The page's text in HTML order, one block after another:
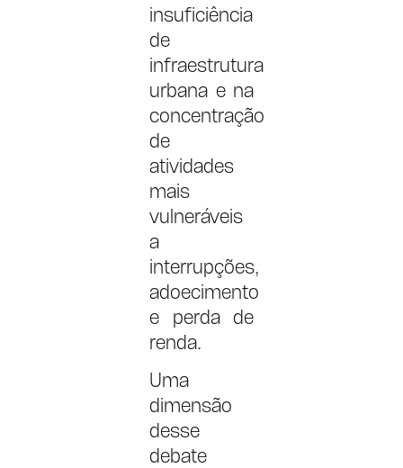
insuficiência
de
infraestrutura
urbana e na
concentração
de
atividades
mais
vulneráveis
a
interrupções,
adoecimento
e perda de
renda.
Uma
dimensão
desse
debate